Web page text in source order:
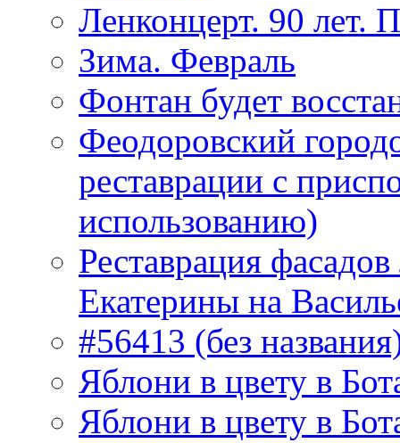
Ленконцерт. 90 лет.
Зима. Февраль
Фонтан будет
Феодоровский
реставрации с
использованию)
Реставрация
Екатерины на
#56413 (без
Яблони в цвету в
Яблони в цвету в